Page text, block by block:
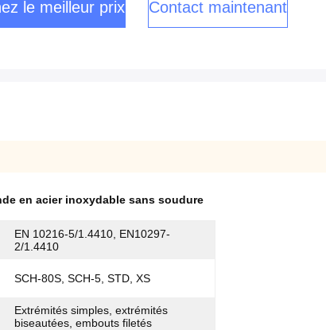
le meilleur prix Contact maintenant
en acier inoxydable sans soudure
EN 10216-5/1.4410, EN10297-
2/1.4410
SCH-80S, SCH-5, STD, XS
Extrémités simples, extrémités
biseautées, embouts filetés